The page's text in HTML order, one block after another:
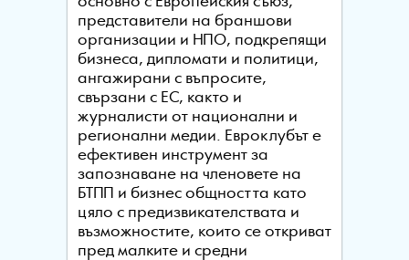
представители на браншови
организации и НПО, подкрепящи
бизнеса, дипломати и политици,
ангажирани с въпросите,
свързани с ЕС, както и
журналисти от национални и
регионални медии. Евроклубът е
ефективен инструмент за
запознаване на членовете на
БТПП и бизнес общността като
цяло с предизвикателствата и
възможностите, които се откриват
пред малките и средни